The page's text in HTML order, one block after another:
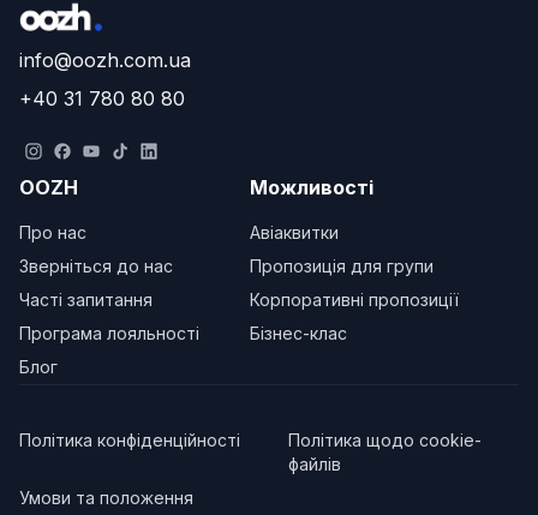
info@oozh.com.ua
+40 31 780 80 80
OOZH
Про нас
Зверніться до нас
Часті запитання
Програма лояльності
Блог
Можливості
Авіаквитки
Пропозиція для групи
Корпоративні пропозиції
Бізнес-клас
Політика конфіденційності
Політика щодо cookie-
файлів
Умови та положення